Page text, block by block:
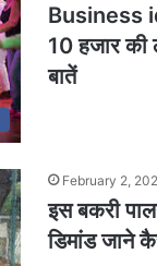
Business
10 हजार की
बातें
February 2,
इस बकरी
डिमांड जाने